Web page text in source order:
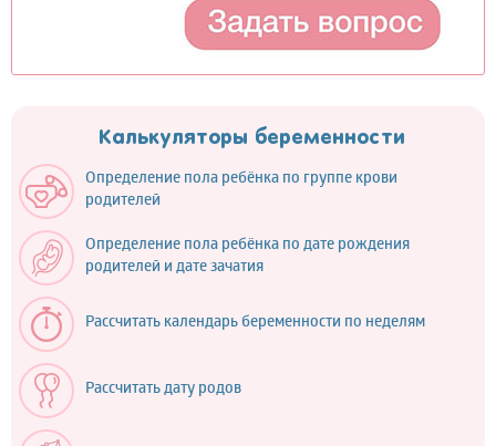
Калькуляторы беременности
Определение пола ребёнка по группе крови
родителей
Определение пола ребёнка по дате рождения
родителей и дате зачатия
Рассчитать календарь беременности по неделям
Рассчитать дату родов